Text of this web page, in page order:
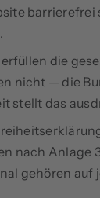
barrierefrei
erfüllen die
nicht — die
stellt das
nach Anlage
gehören auf